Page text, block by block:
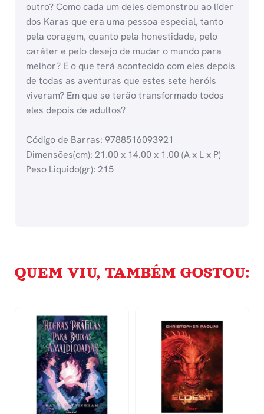
outro? Como cada um deles demonstrou ao líder
dos Karas que era uma pessoa especial, tanto
pela coragem, quanto pela honestidade, pelo
caráter e pelo desejo de mudar o mundo para
melhor? E o que terá acontecido com eles depois
de todas as aventuras que estes sete heróis
viveram? Em que se terão transformado todos
eles depois de adultos?
Código de Barras: 9788516093921
Dimensões(cm): 21.00 x 14.00 x 1.00 (A x L x P)
Peso Liquido(gr): 215
QUEM VIU, TAMBÉM GOSTOU: